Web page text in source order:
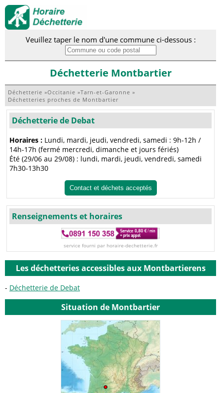
Veuillez taper le nom d'une commune ci-dessous :
Déchetterie Montbartier
Déchetterie »Occitanie »Tarn-et-Garonne »
Déchetteries proches de Montbartier
Déchetterie de Debat
Horaires : Lundi, mardi, jeudi, vendredi, samedi : 9h-12h /
14h-17h (fermé mercredi, dimanche et jours fériés)
Été (29/06 au 29/08) : lundi, mardi, jeudi, vendredi, samedi
7h30-13h30
Contact et déchets acceptés
Renseignements et horaires
service fourni par horaire-dechetterie.fr
Les déchetteries accessibles aux Montbartierens
Déchetterie de Debat
Situation de Montbartier